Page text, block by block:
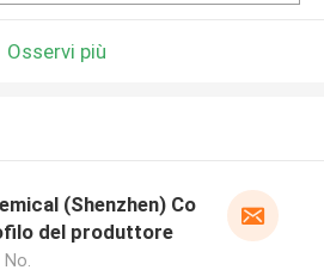
Osservi più
(Shenzhen) Co
del produttore